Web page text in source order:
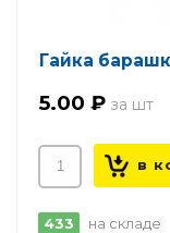
Гайка
5.00 ₽
433 на складе